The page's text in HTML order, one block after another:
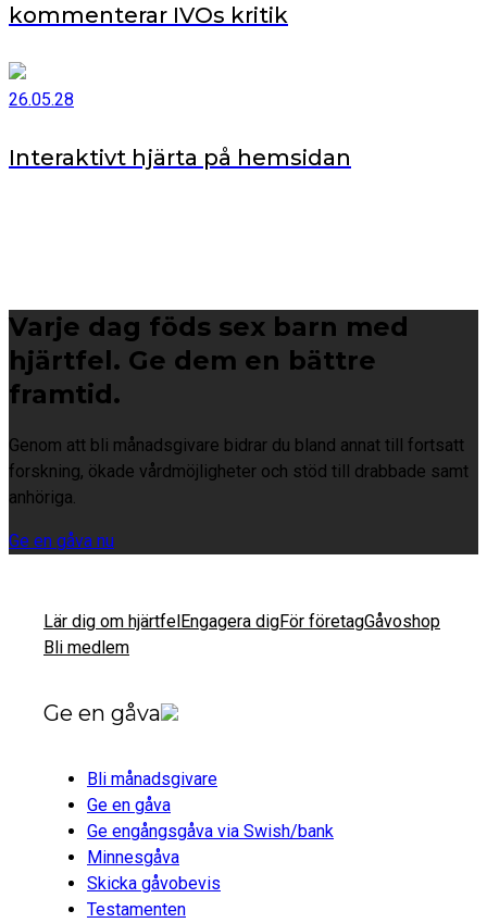
kommenterar IVOs kritik
26.05.28
Interaktivt hjärta på hemsidan
Varje dag föds sex barn med
hjärtfel. Ge dem en bättre
framtid.
Genom att bli månadsgivare bidrar du bland annat till fortsatt
forskning, ökade vårdmöjligheter och stöd till drabbade samt
anhöriga.
Ge en gåva nu
Lär dig om hjärtfelEngagera digFör företagGåvoshop
Bli medlem
Ge en gåva
Bli månadsgivare
Ge en gåva
Ge engångsgåva via Swish/bank
Minnesgåva
Skicka gåvobevis
Testamenten